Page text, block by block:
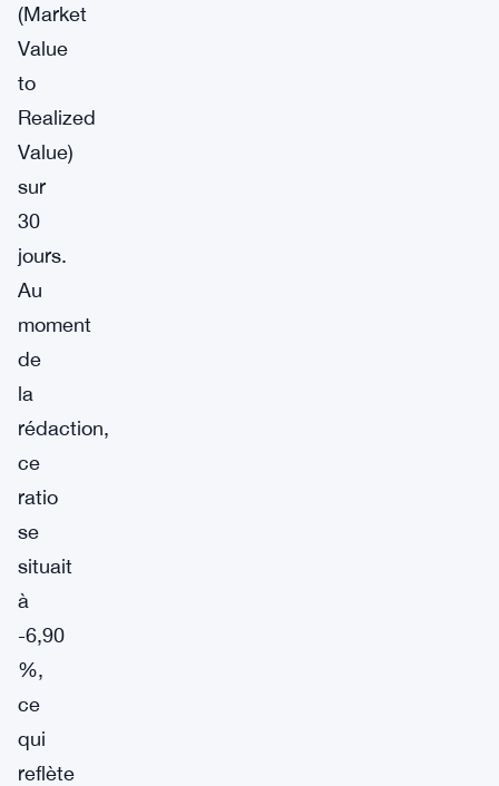
(Market
Value
to
Realized
Value)
sur
30
jours.
Au
moment
de
la
rédaction,
ce
ratio
se
situait
à
-6,90
%,
ce
qui
reflète